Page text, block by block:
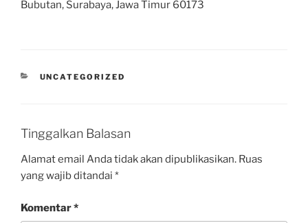
Bubutan, Surabaya, Jawa Timur 60173
UNCATEGORIZED
Tinggalkan Balasan
Alamat email Anda tidak akan dipublikasikan. Ruas
yang wajib ditandai *
Komentar*